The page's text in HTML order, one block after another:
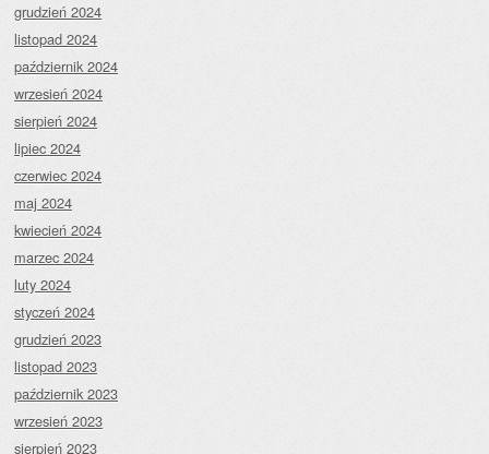
grudzień 2024
listopad 2024
październik 2024
wrzesień 2024
sierpień 2024
lipiec 2024
czerwiec 2024
maj 2024
kwiecień 2024
marzec 2024
luty 2024
styczeń 2024
grudzień 2023
listopad 2023
październik 2023
wrzesień 2023
sierpień 2023